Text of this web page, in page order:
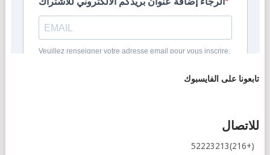
تابعونا على الفايسبوك
للاتصال
(+216)52223213